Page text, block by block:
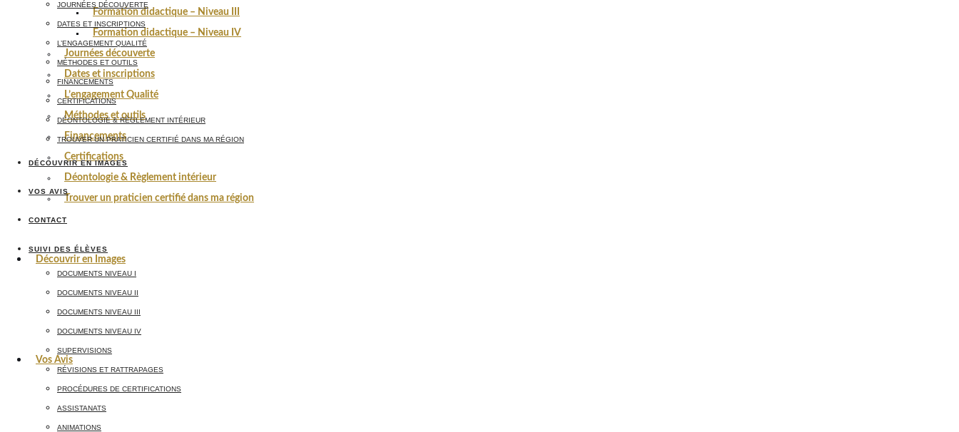
Formation didactique – Niveau III
Formation didactique – Niveau IV
Journées découverte
Dates et inscriptions
L’engagement Qualité
Méthodes et outils
Financements
Certifications
Déontologie & Règlement intérieur
Trouver un praticien certifié dans ma région
Découvrir en Images
Vos Avis
JOURNÉES DÉCOUVERTE
DATES ET INSCRIPTIONS
L’ENGAGEMENT QUALITÉ
MÉTHODES ET OUTILS
FINANCEMENTS
CERTIFICATIONS
DÉONTOLOGIE & RÈGLEMENT INTÉRIEUR
TROUVER UN PRATICIEN CERTIFIÉ DANS MA RÉGION
DÉCOUVRIR EN IMAGES
VOS AVIS
CONTACT
SUIVI DES ÉLÈVES
DOCUMENTS NIVEAU I
DOCUMENTS NIVEAU II
DOCUMENTS NIVEAU III
DOCUMENTS NIVEAU IV
SUPERVISIONS
RÉVISIONS ET RATTRAPAGES
PROCÉDURES DE CERTIFICATIONS
ASSISTANATS
ANIMATIONS